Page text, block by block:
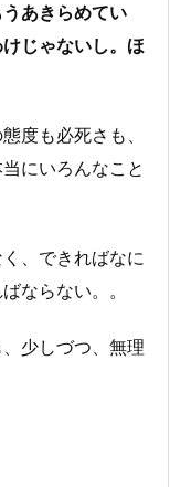
あきらめてい
じゃないし。ほ
度も必死さも、
にいろんなこと
、できればなに
ならない。。
少しづつ、無理